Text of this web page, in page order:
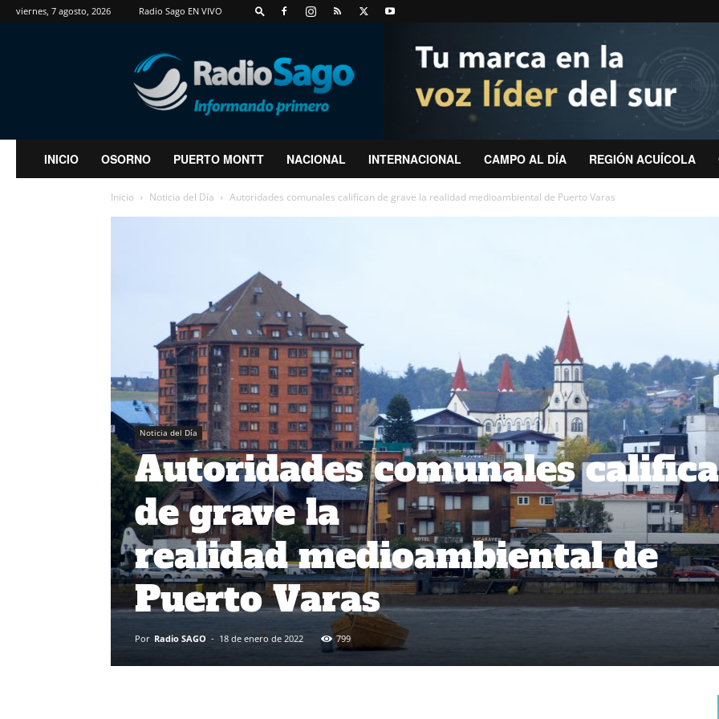
viernes, 7 agosto, 2026 Radio Sago EN VIVO
RadioSago
INICIO OSORNO PUERTO MONTT NACIONAL INTERNACIONAL CAMPO AL DÍA REGIÓN ACUÍCOLA
Inicio Noticia del Día Autoridades comunales califican de grave la realidad medioambiental de Puerto Varas
Noticia del Día
Autoridades comunales
de grave la
realidad medioambiental de
Puerto Varas
Por Radio SAGO - 18 de enero de 2022 799